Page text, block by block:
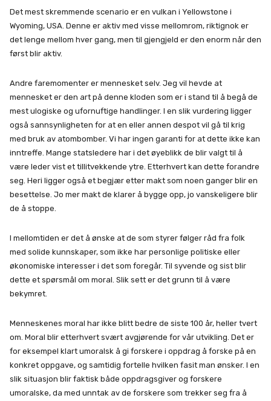
Det mest skremmende scenario er en vulkan i Yellowstone i
Wyoming, USA. Denne er aktiv med visse mellomrom, riktignok er
det lenge mellom hver gang, men til gjengjeld er den enorm når den
først blir aktiv.
Andre faremomenter er mennesket selv. Jeg vil hevde at
mennesket er den art på denne kloden som er i stand til å begå de
mest ulogiske og ufornuftige handlinger. I en slik vurdering ligger
også sannsynligheten for at en eller annen despot vil gå til krig
med bruk av atombomber. Vi har ingen garanti for at dette ikke kan
inntreffe. Mange statsledere har i det øyeblikk de blir valgt til å
være leder vist et tillitvekkende ytre. Etterhvert kan dette forandre
seg. Heri ligger også et begjær etter makt som noen ganger blir en
besettelse. Jo mer makt de klarer å bygge opp, jo vanskeligere blir
de å stoppe.
I mellomtiden er det å ønske at de som styrer følger råd fra folk
med solide kunnskaper, som ikke har personlige politiske eller
økonomiske interesser i det som foregår. Til syvende og sist blir
dette et spørsmål om moral. Slik sett er det grunn til å være
bekymret.
Menneskenes moral har ikke blitt bedre de siste 100 år, heller tvert
om. Moral blir etterhvert svært avgjørende for vår utvikling. Det er
for eksempel klart umoralsk å gi forskere i oppdrag å forske på en
konkret oppgave, og samtidig fortelle hvilken fasit man ønsker. I en
slik situasjon blir faktisk både oppdragsgiver og forskere
umoralske, da med unntak av de forskere som trekker seg fra å